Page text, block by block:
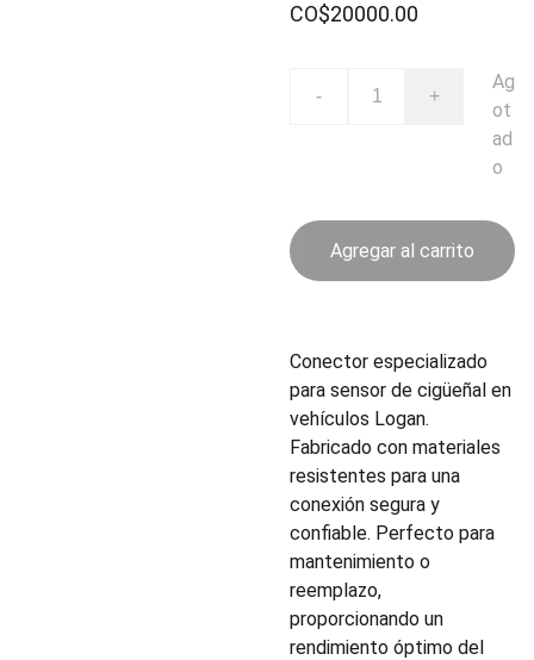
CO$20000.00
- +
Ag
ot
ad
o
Agregar al carrito
Conector especializado
para sensor de cigüeñal en
vehículos Logan.
Fabricado con materiales
resistentes para una
conexión segura y
confiable. Perfecto para
mantenimiento o
reemplazo,
proporcionando un
rendimiento óptimo del